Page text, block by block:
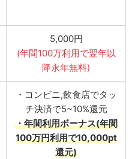
5,000円
(年間100万利用で翌年以
降永年無料)
・コンビニ,飲食店でタッ
チ決済で5~10%還元
・年間利用ボーナス(年間
100万円利用で10,000pt
還元)